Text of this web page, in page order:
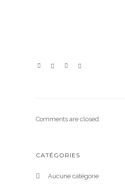
Comments are closed.
CATÉGORIES
Aucune catégorie